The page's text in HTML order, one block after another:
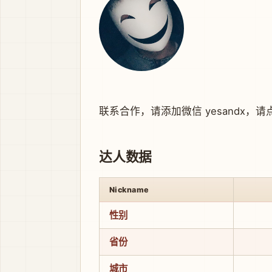
联系合作，请添加微信 yesandx， 请
达人数据
Nickname
性别
省份
城市